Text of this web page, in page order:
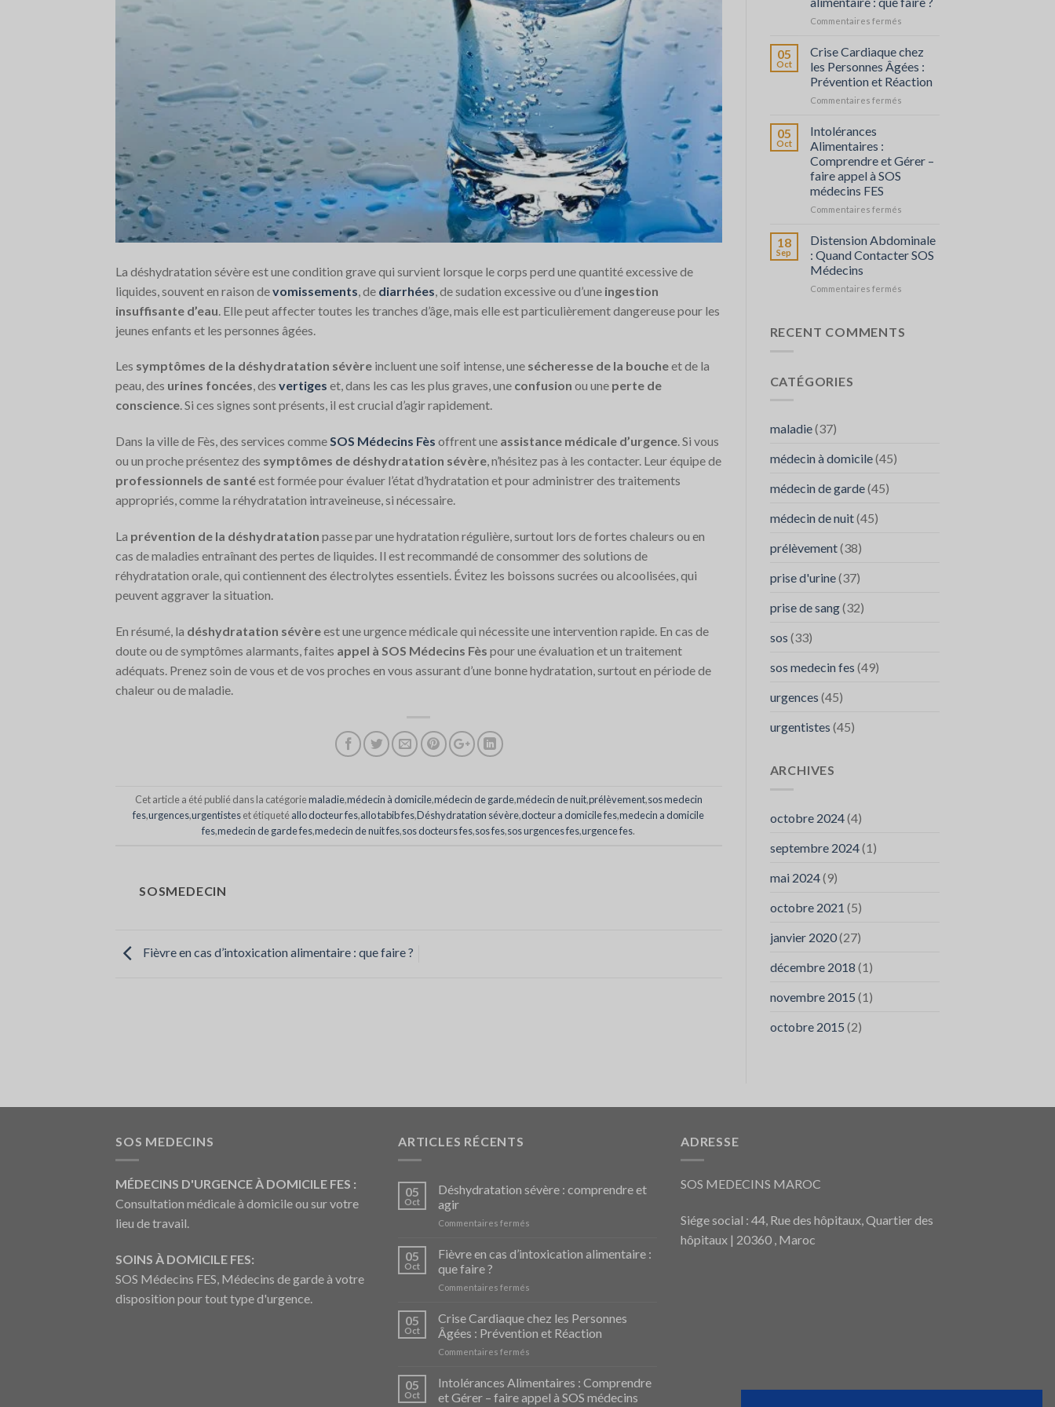
La déshydratation sévère est une condition grave qui survient lorsque le corps perd une quantité excessive de
liquides, souvent en raison devomissements , de diarrhées , de sudation excessive ou d’une ingestion
insuffisante d’eau . Elle peut affecter toutes les tranches d’âge, mais elle est particulièrement dangereuse pour les
jeunes enfants et les personnes âgées.
Les symptômes de la déshydratation sévère incluent une soif intense, une sécheresse de la boucheet de la
peau, des urines foncées, des vertiges et, dans les cas les plus graves, une confusion ou une perte de
conscience. Si ces signes sont présents, il est crucial d’agir rapidement.
Dans la ville de Fès, des services commeSOS Médecins Fès offrent une assistance médicale d’urgence. Si vous
ou un proche présentez des symptômes de déshydratation sévère, n’hésitez pas à les contacter. Leur équipe de
professionnels de santéest formée pour évaluer l’état d’hydratation et pour administrer des traitements
appropriés, comme la réhydratation intraveineuse, si nécessaire.
La prévention de la déshydratation passe par une hydratation régulière, surtout lors de fortes chaleurs ou en
cas de maladies entraînant des pertes de liquides. Il est recommandé de consommer des solutions de
réhydratation orale, qui contiennent des électrolytes essentiels. Évitez les boissons sucrées ou alcoolisées, qui
peuvent aggraver la situation.
En résumé, la déshydratation sévèreest une urgence médicale qui nécessite une intervention rapide. En cas de
doute ou de symptômes alarmants, faites appel à SOS Médecins Fès pour une évaluation et un traitement
adéquats. Prenez soin de vous et de vos proches en vous assurant d’une bonne hydratation, surtout en période de
chaleur ou de maladie.
Cet article a été publié dans la catégoriemaladie,médecin à domicile,médecin de garde,médecin de nuit,prélèvement,sos medecin
fes,urgences,urgentisteset étiquetéallo docteur fes,allo tabib fes,Déshydratation sévère,docteur a domicile fes,medecin a domicile
fes,medecin de garde fes,medecin de nuit fes,sos docteurs fes,sos fes,sos urgences fes,urgence fes.
SOSMEDECIN
Fièvre en cas d’intoxication alimentaire : que faire ?
et
agir
Commentaires ferméssur
en
d’intoxication
alimentaire
:
05
Oct
Crise Cardiaque chez
les Personnes Âgées :
Prévention et Réaction
Commentaires ferméssur
Personnes
Prévention
05
Oct
Intolérances
Alimentaires :
Comprendre et Gérer –
faire appel à SOS
médecins FES
Commentaires ferméssur
Alimentaires
Comprendre
Gérer
appel
18
Sep
Distension Abdominale
: Quand Contacter SOS
Médecins
Commentaires ferméssur
:
RECENT COMMENTS
CATÉGORIES
maladie(37)
médecin à domicile(45)
médecin de garde(45)
médecin de nuit(45)
prélèvement(38)
prise d'urine(37)
prise de sang(32)
sos (33)
sos medecin fes (49)
urgences (45)
urgentistes (45)
ARCHIVES
octobre 2024(4)
septembre 2024(1)
mai 2024(9)
octobre 2021 (5)
janvier 2020(27)
décembre 2018 (1)
novembre 2015 (1)
octobre 2015 (2)
SOS MEDECINS
MÉDECINS D'URGENCE À DOMICILE FES :
Consultation médicale à domicile ou sur votre
lieu de travail.
SOINS À DOMICILE FES:
SOS Médecins FES, Médecins de garde à votre
disposition pour tout type d'urgence.
ARTICLES RÉCENTS
05
Oct
Déshydratation sévère : comprendre et
agir
Commentaires ferméssur
sévère
et
05
Oct
Fièvre en cas d’intoxication alimentaire :
que faire ?
Commentaires ferméssur
en
d’intoxication
alimentaire
que
05
Oct
Crise Cardiaque chez les Personnes
Âgées : Prévention et Réaction
Commentaires ferméssur
Cardiaque
les
05
Oct
Intolérances Alimentaires : Comprendre
et Gérer – faire appel à SOS médecins
ADRESSE
SOS MEDECINS MAROC
Siége social : 44, Rue des hôpitaux, Quartier des
hôpitaux | 20360 , Maroc